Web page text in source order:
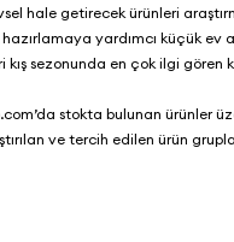
hale getirecek ürünleri
hazırlamaya yardımcı küçük ev
kış sezonunda en çok ilgi gören
’da stokta bulunan ürünler
ve tercih edilen ürün